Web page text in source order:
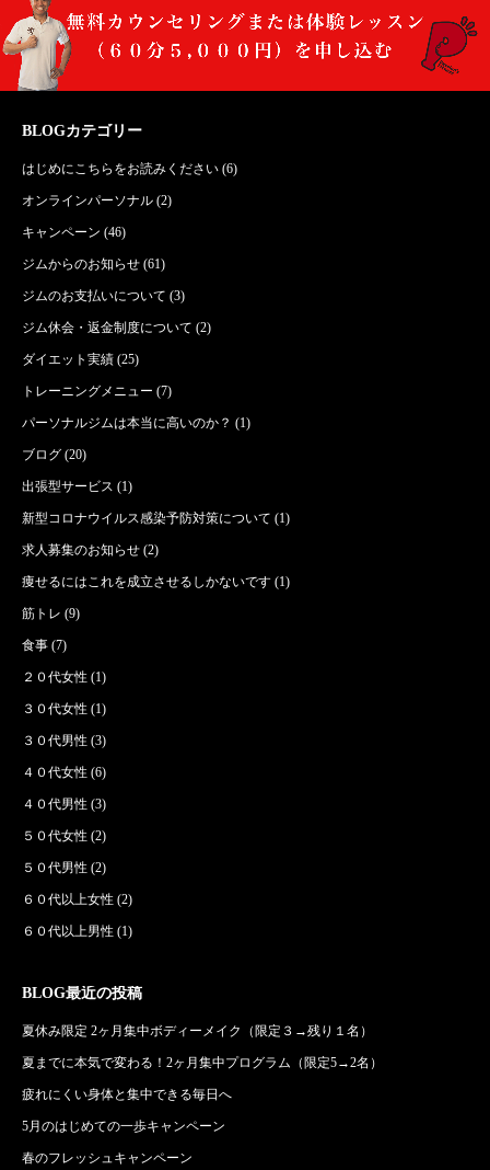
BLOGカテゴリー
はじめにこちらをお読みください (6)
オンラインパーソナル (2)
キャンペーン (46)
ジムからのお知らせ (61)
ジムのお支払いについて (3)
ジム休会・返金制度について (2)
ダイエット実績 (25)
トレーニングメニュー (7)
パーソナルジムは本当に高いのか？ (1)
ブログ (20)
出張型サービス (1)
新型コロナウイルス感染予防対策について (1)
求人募集のお知らせ (2)
痩せるにはこれを成立させるしかないです (1)
筋トレ (9)
食事 (7)
２０代女性 (1)
３０代女性 (1)
３０代男性 (3)
４０代女性 (6)
４０代男性 (3)
５０代女性 (2)
５０代男性 (2)
６０代以上女性 (2)
６０代以上男性 (1)
BLOG最近の投稿
夏休み限定 2ヶ月集中ボディーメイク（限定３→残り１名）
夏までに本気で変わる！2ヶ月集中プログラム（限定5→2名）
疲れにくい身体と集中できる毎日へ
5月のはじめての一歩キャンペーン
春のフレッシュキャンペーン